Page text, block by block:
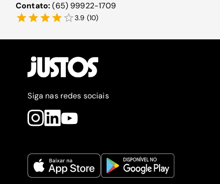
Contato:(65) 99922-1709
3.9 (10)
Siga nas redes sociais